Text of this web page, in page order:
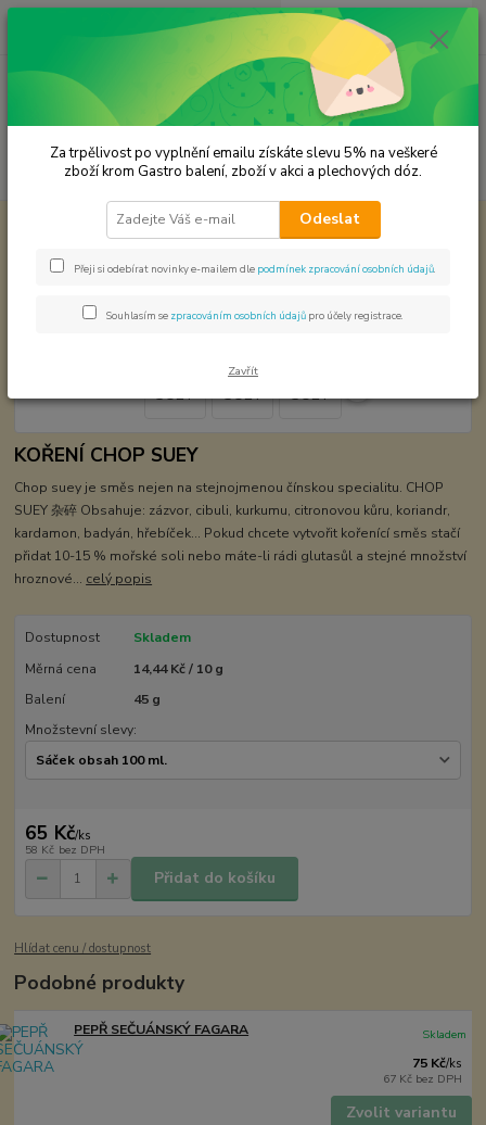
Menu
Hledat
ks
za 0,00 Kč
Světová kuchyně - koření CHOP SUEY
CHOP SUEY
KOŘENÍ CHOP SUEY
Chop suey je směs nejen na stejnojmenou čínskou specialitu. CHOP
SUEY 杂碎 Obsahuje: zázvor, cibuli, kurkumu, citronovou kůru, koriandr,
kardamon, badyán, hřebíček... Pokud chcete vytvořit kořenící směs stačí
přidat 10-15 % mořské soli nebo máte-li rádi glutasůl a stejné množství
hroznové... celý popis
Dostupnost
Skladem
Měrná cena
14,44 Kč / 10 g
Balení
45 g
Množstevní slevy:
65 Kč/ks
58 Kč bez DPH
Přidat do košíku
Hlídat cenu / dostupnost
Podobné produkty
PEPŘ SEČUÁNSKÝ FAGARA
75 Kč/ks
67 Kč bez DPH
Skladem
Zvolit variantu
Za trpělivost po vyplnění emailu získáte slevu 5% na veškeré
zboží krom Gastro balení, zboží v akci a plechových dóz.
Odeslat
Přeji si odebírat novinky e-mailem dle podmínek zpracování osobních údajů
Souhlasím se zpracováním osobních údajů pro účely registrace.
Zavřít